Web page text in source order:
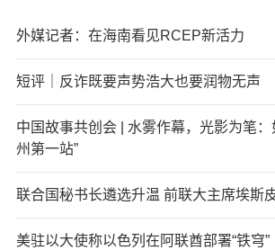
外媒记者：在海南看见RCEP新活力
短评｜反诈既要声势浩大也要润物无声
中国故事共创会 | 水雾作幕，光影为笔：
州第一站”
联合国秘书长遴选升温 前联大主席埃斯
美驻以大使称以色列在阿联酋部署“铁穹”